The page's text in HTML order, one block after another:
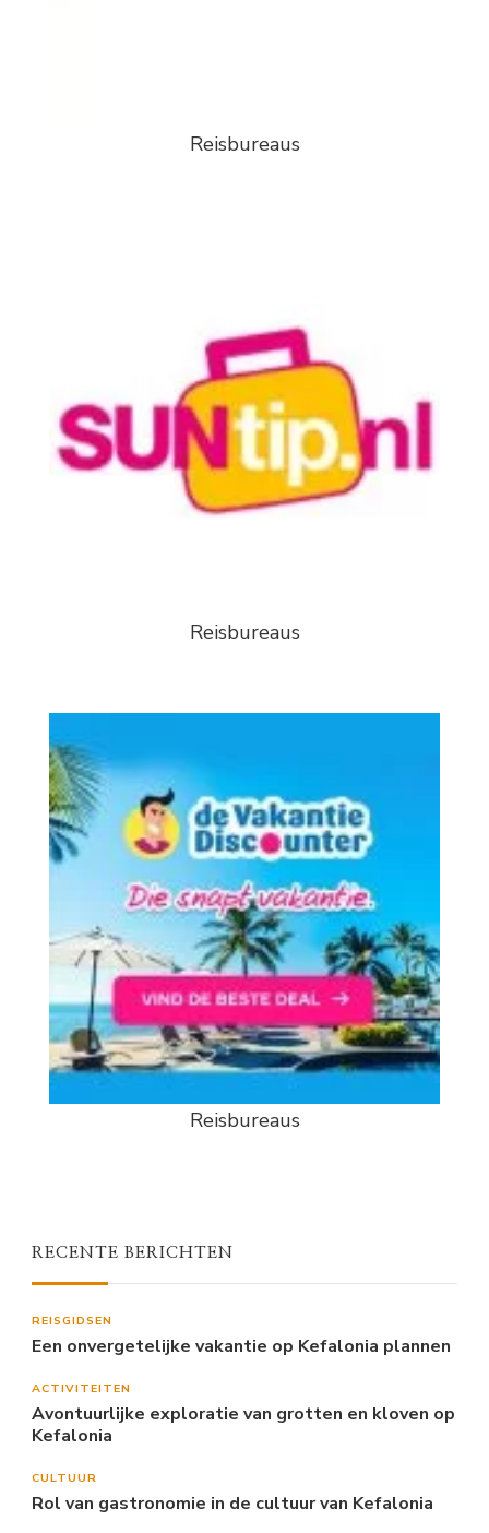
Reisbureaus
Reisbureaus
Reisbureaus
RECENTE BERICHTEN
REISGIDSEN
Een onvergetelijke vakantie op Kefalonia plannen
ACTIVITEITEN
Avontuurlijke exploratie van grotten en kloven op
Kefalonia
CULTUUR
Rol van gastronomie in de cultuur van Kefalonia